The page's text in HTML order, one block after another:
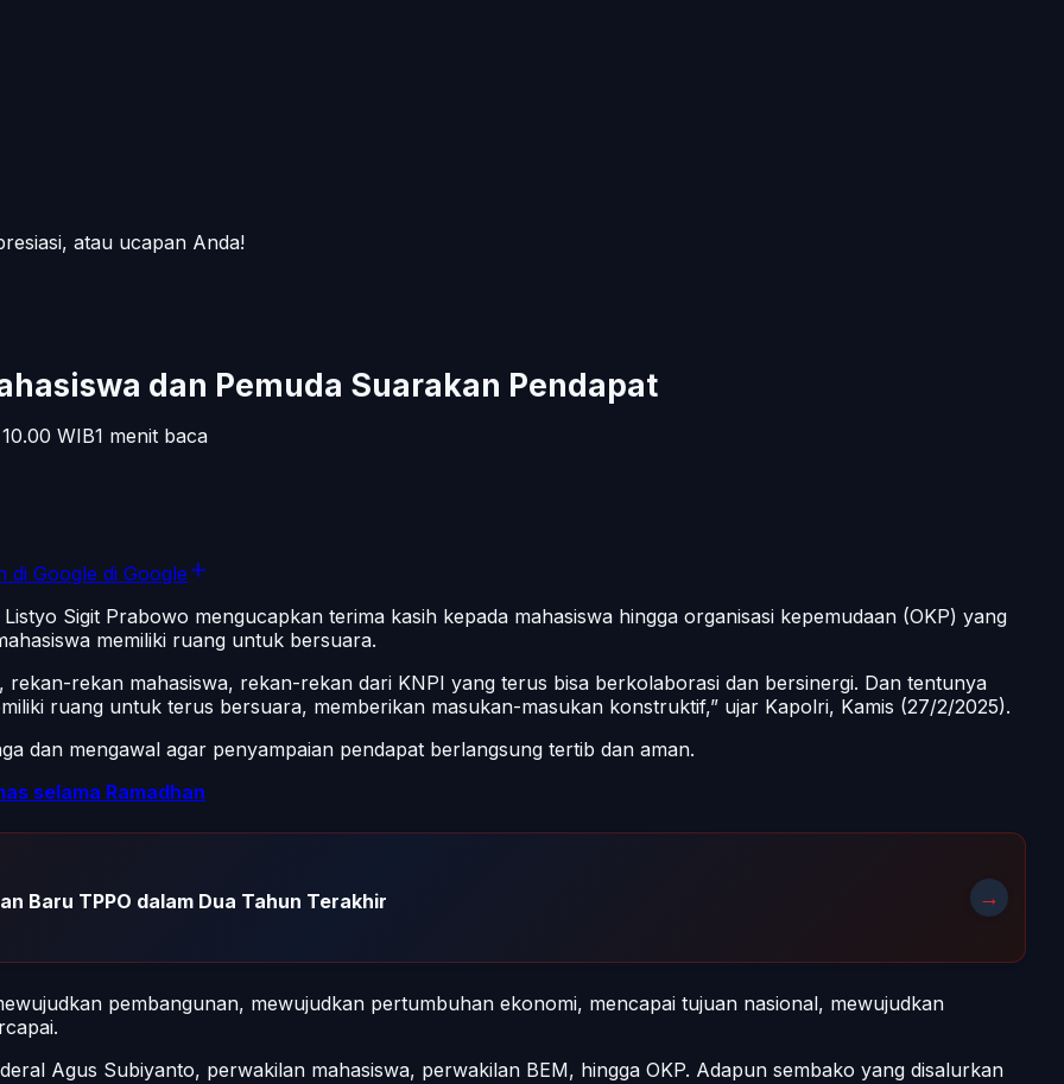
atau ucapan Anda!
dan Pemuda Suarakan Pendapat
WIB1 menit baca
di Google di Google
Sigit Prabowo mengucapkan terima kasih kepada mahasiswa hingga organisasi kepemudaan (OKP) yang
memiliki ruang untuk bersuara.
rekan mahasiswa, rekan-rekan dari KNPI yang terus bisa berkolaborasi dan bersinergi. Dan tentunya
ruang untuk terus bersuara, memberikan masukan-masukan konstruktif,” ujar Kapolri, Kamis (27/2/2025).
dan mengawal agar penyampaian pendapat berlangsung tertib dan aman.
selama Ramadhan
Baru TPPO dalam Dua Tahun Terakhir →
pembangunan, mewujudkan pertumbuhan ekonomi, mencapai tujuan nasional, mewujudkan
Agus Subiyanto, perwakilan mahasiswa, perwakilan BEM, hingga OKP. Adapun sembako yang disalurkan